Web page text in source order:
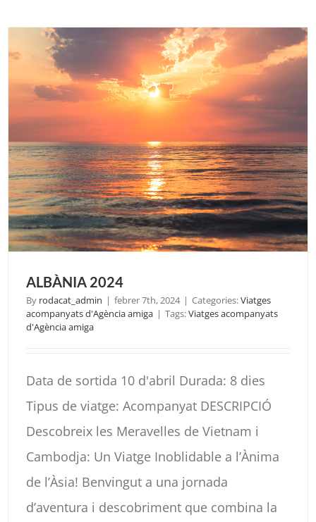
ALBÀNIA 2024
By rodacat_admin | febrer 7th, 2024 | Categories:Viatges
acompanyats d'Agència amiga | Tags:Viatges acompanyats
d'Agència amiga
Data de sortida 10 d'abril Durada: 8 dies
Tipus de viatge: Acompanyat DESCRIPCIÓ
Descobreix les Meravelles de Vietnam i
Cambodja: Un Viatge Inoblidable a l’Ànima
de l’Àsia! Benvingut a una jornada
d’aventura i descobriment que combina la